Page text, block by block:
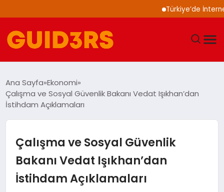
Türkiye’de İnternet
YAŞAM
SPOR
SAĞLIK
Ana Sayfa Ekonomi
Çalışma ve Sosyal Güvenlik Bakanı Vedat Işıkhan’dan
İstihdam Açıklamaları
Çalışma ve Sosyal Güvenlik
Bakanı Vedat Işıkhan’dan
İstihdam Açıklamaları